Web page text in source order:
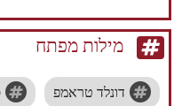
מילות מפתח
דונלד טראמפ